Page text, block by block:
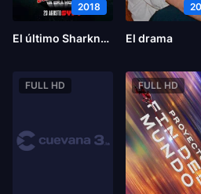
2018
El último Sharknado: Ya era hora El drama
FULL HD FULL HD